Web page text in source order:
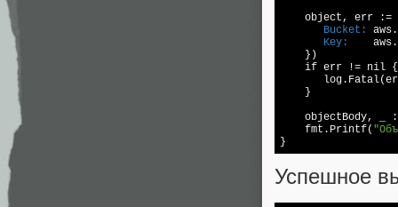
object, err
       Bucket:
       Key:
    })
    if err !=
nil
    }
objectBody, _
    fmt.Printf(
Успешное